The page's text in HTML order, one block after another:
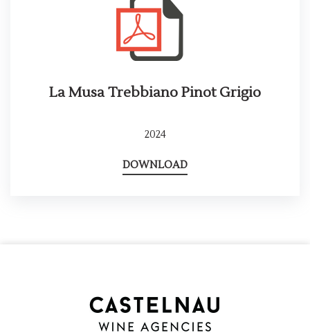
La Musa Trebbiano Pinot Grigio
2024
DOWNLOAD